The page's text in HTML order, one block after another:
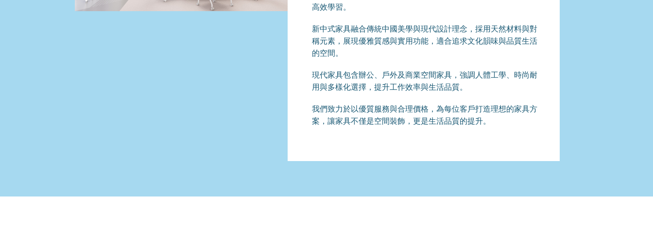
高效學習。
新中式家具融合傳統中國美學與現代設計理念，採用天然材料與對
稱元素，展現優雅質感與實用功能，適合追求文化韻味與品質生活
的空間。
現代家具包含辦公、戶外及商業空間家具，強調人體工學、時尚耐
用與多樣化選擇，提升工作效率與生活品質。
我們致力於以優質服務與合理價格，為每位客戶打造理想的家具方
案，讓家具不僅是空間裝飾，更是生活品質的提升。